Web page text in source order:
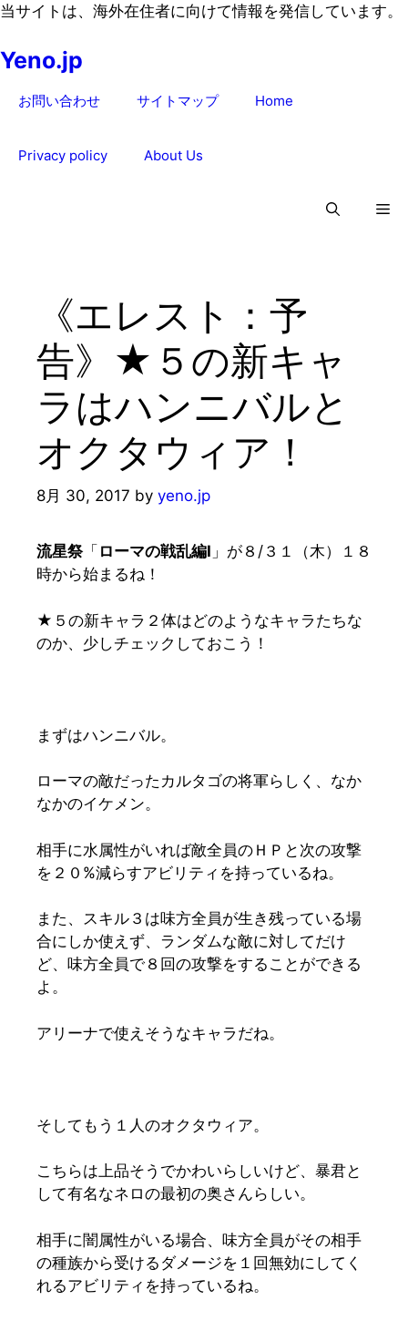
コ
テ
当サイトは、海外在住者に向けて情報を発信しています。
Yeno.jp
お問い合わせ サイトマップ Home
Privacy policy About Us
《エレスト：予
告》★５の新キャ
ラはハンニバルと
オクタウィア！
8月 30, 2017 by yeno.jp
流星祭「 ローマの戦乱編Ⅰ 」が８/３１（木）１８
時から始まるね！
★５の新キャラ２体はどのようなキャラたちな
のか、少しチェックしておこう！
まずはハンニバル。
ローマの敵だったカルタゴの将軍らしく、なか
なかのイケメン。
相手に水属性がいれば敵全員のＨＰと次の攻撃
を２０%減らすアビリティを持っているね。
また、スキル３は味方全員が生き残っている場
合にしか使えず、ランダムな敵に対してだけ
ど、味方全員で８回の攻撃をすることができる
よ。
アリーナで使えそうなキャラだね。
そしてもう１人のオクタウィア。
こちらは上品そうでかわいらしいけど、暴君と
して有名なネロの最初の奥さんらしい。
相手に闇属性がいる場合、味方全員がその相手
の種族から受けるダメージを１回無効にしてく
れるアビリティを持っているね。